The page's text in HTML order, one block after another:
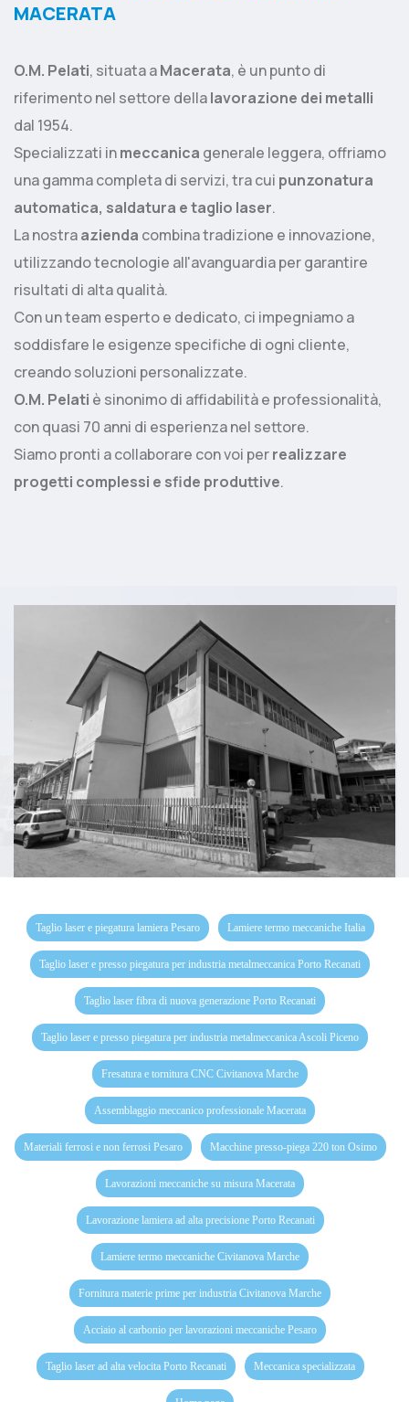
MACERATA
O.M. Pelati, situata aMacerata, è un punto di
riferimento nel settore dellalavorazione dei metalli
dal 1954.
Specializzati inmeccanica generale leggera, offriamo
una gamma completa di servizi, tra cui punzonatura
automatica, saldatura e taglio laser.
La nostraazienda combina tradizione e innovazione,
utilizzando tecnologie all'avanguardia per garantire
risultati di alta qualità.
Con un team esperto e dedicato, ci impegniamo a
soddisfare le esigenze specifiche di ogni cliente,
creando soluzioni personalizzate.
O.M. Pelati è sinonimo di affidabilità e professionalità,
con quasi 70 anni di esperienza nel settore.
Siamo pronti a collaborare con voi perrealizzare
progetti complessi e sfide produttive.
Taglio laser e piegatura lamiera Pesaro Lamiere termo meccaniche Italia
Taglio laser e presso piegatura per industria metalmeccanica Porto Recanati
Taglio laser fibra di nuova generazione Porto Recanati
Taglio laser e presso piegatura per industria metalmeccanica Ascoli Piceno
Fresatura e tornitura CNC Civitanova Marche
Assemblaggio meccanico professionale Macerata
Materiali ferrosi e non ferrosi Pesaro Macchine presso-piega 220 ton Osimo
Lavorazioni meccaniche su misura Macerata
Lavorazione lamiera ad alta precisione Porto Recanati
Lamiere termo meccaniche Civitanova Marche
Fornitura materie prime per industria Civitanova Marche
Acciaio al carbonio per lavorazioni meccaniche Pesaro
Taglio laser ad alta velocita Porto Recanati Meccanica specializzata